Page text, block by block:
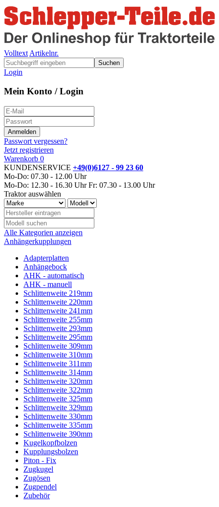
Volltext Artikelnr.
Suchen
Login
Mein Konto / Login
Passwort vergessen?
Jetzt registrieren
Warenkorb 0
KUNDENSERVICE +49(0)6127 - 99 23 60
Mo-Do: 07.30 - 12.00 Uhr
Mo-Do: 12.30 - 16.30 Uhr Fr: 07.30 - 13.00 Uhr
Traktor auswählen
Alle Kategorien anzeigen
Anhängerkupplungen
Adapterplatten
Anhängebock
AHK - automatisch
AHK - manuell
Schlittenweite 219mm
Schlittenweite 220mm
Schlittenweite 241mm
Schlittenweite 255mm
Schlittenweite 293mm
Schlittenweite 295mm
Schlittenweite 309mm
Schlittenweite 310mm
Schlittenweite 311mm
Schlittenweite 314mm
Schlittenweite 320mm
Schlittenweite 322mm
Schlittenweite 325mm
Schlittenweite 329mm
Schlittenweite 330mm
Schlittenweite 335mm
Schlittenweite 390mm
Kugelkopfbolzen
Kupplungsbolzen
Piton - Fix
Zugkugel
Zugösen
Zugpendel
Zubehör